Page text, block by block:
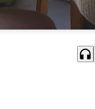
headphones